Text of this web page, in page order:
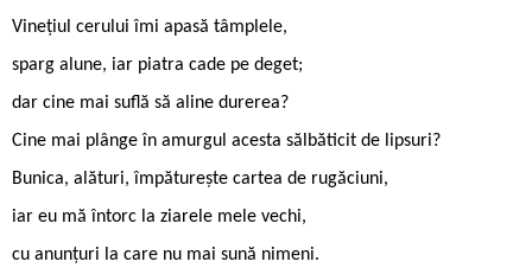
Vinețiul cerului îmi apasă tâmplele,
sparg alune, iar piatra cade pe deget;
dar cine mai suflă să aline durerea?
Cine mai plânge în amurgul acesta sălbăticit de lipsuri?
Bunica, alături, împăturește cartea de rugăciuni,
iar eu mă întorc la ziarele mele vechi,
cu anunțuri la care nu mai sună nimeni.